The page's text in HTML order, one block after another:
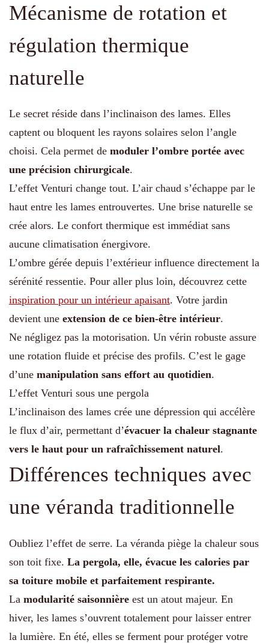
Mécanisme de rotation et
régulation thermique
naturelle
Le secret réside dans l’inclinaison des lames. Elles
captent ou bloquent les rayons solaires selon l’angle
choisi. Cela permet de moduler l’ombre portée avec
une précision chirurgicale.
L’effet Venturi change tout. L’air chaud s’échappe par le
haut entre les lames entrouvertes. Une brise naturelle se
crée alors. Le confort thermique est immédiat sans
aucune climatisation énergivore.
L’ombre gérée depuis l’extérieur influence directement la
sérénité ressentie. Pour aller plus loin, découvrez cette
inspiration pour un intérieur apaisant. Votre jardin
devient une extension de ce bien-être intérieur.
Ne négligez pas la motorisation. Un vérin robuste assure
une rotation fluide et précise des profils. C’est le gage
d’une manipulation sans effort au quotidien.
L’effet Venturi sous une pergola
L’inclinaison des lames crée une dépression qui accélère
le flux d’air, permettant d’évacuer la chaleur stagnante
vers le haut pour un rafraîchissement naturel.
Différences techniques avec
une véranda traditionnelle
Oubliez l’effet de serre. La véranda piège la chaleur sous
son toit fixe. La pergola, elle, évacue les calories par
sa toiture mobile et parfaitement respirante.
La modularité saisonnière est un atout majeur. En
hiver, les lames s’ouvrent totalement pour laisser entrer
la lumière. En été, elles se ferment pour protéger votre